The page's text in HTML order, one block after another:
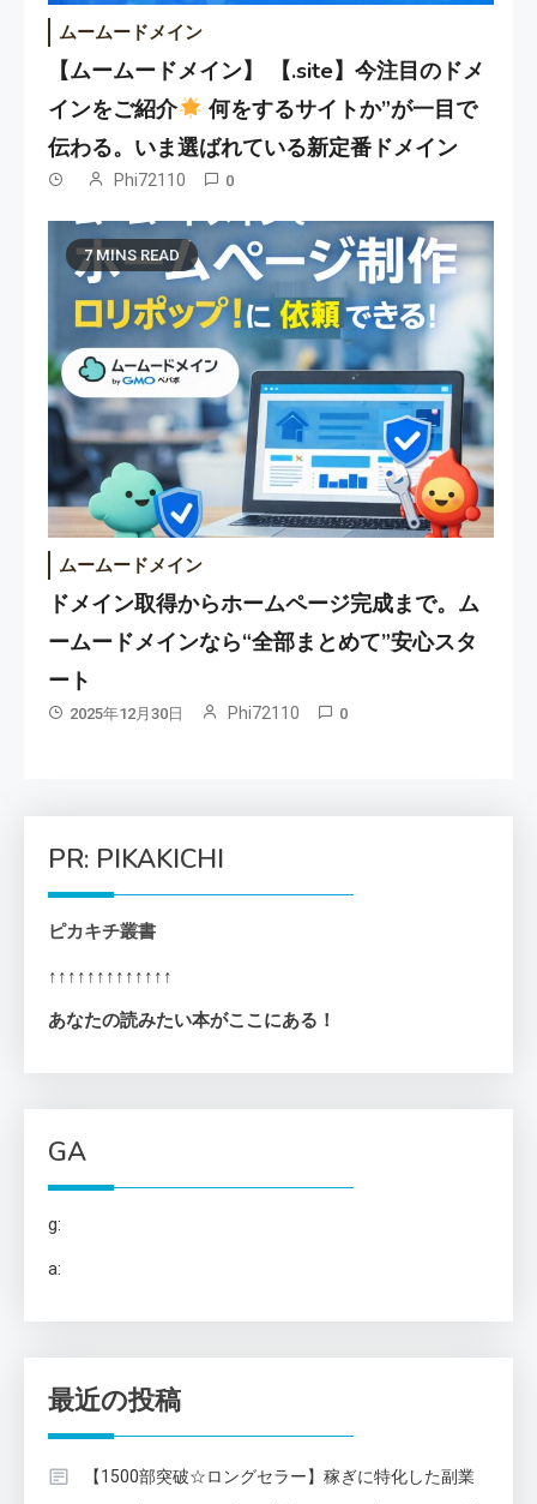
ムームードメイン
【ムームードメイン】 【.site】今注目のドメ
インをご紹介
何をするサイトか”が一目で
伝わる。いま選ばれている新定番ドメイン
Phi72110 0
7 MINS READ
ムームードメイン
ドメイン取得からホームページ完成まで。ム
ームードメインなら“全部まとめて”安心スタ
ート
2025年12月30日 Phi72110 0
PR: PIKAKICHI
ピカキチ叢書
↑↑↑↑↑↑↑↑↑↑↑↑↑
あなたの読みたい本がここにある！
GA
g:
a:
最近の投稿
【1500部突破☆ロングセラー】稼ぎに特化した副業